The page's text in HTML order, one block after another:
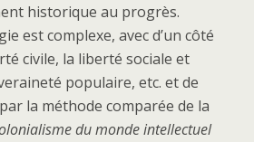
historique au progrès.
est complexe, avec d’un côté
civile, la liberté sociale et
populaire, etc. et de
la méthode comparée de la
du monde intellectuel